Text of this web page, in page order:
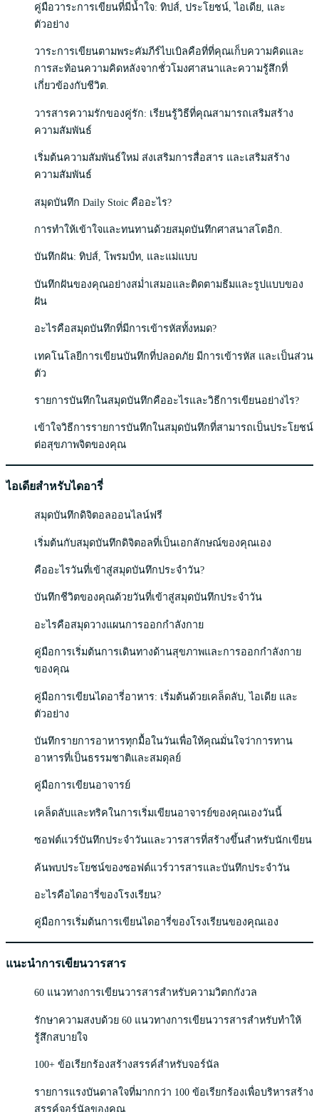
คู่มือวาระการเขียนที่มีน้ำใจ: ทิปส์, ประโยชน์, ไอเดีย, และ
ตัวอย่าง
วาระการเขียนตามพระคัมภีร์ไบเบิลคือที่ที่คุณเก็บความคิดและ
การสะท้อนความคิดหลังจากชั่วโมงศาสนาและความรู้สึกที่
เกี่ยวข้องกับชีวิต.
วารสารความรักของคู่รัก: เรียนรู้วิธีที่คุณสามารถเสริมสร้าง
ความสัมพันธ์
เริ่มต้นความสัมพันธ์ใหม่ ส่งเสริมการสื่อสาร และเสริมสร้าง
ความสัมพันธ์
สมุดบันทึก Daily Stoic คืออะไร?
การทำให้เข้าใจและทนทานด้วยสมุดบันทึกศาสนาสโตอิก.
บันทึกฝัน: ทิปส์, โพรมป์ท, และแม่แบบ
บันทึกฝันของคุณอย่างสม่ำเสมอและติดตามธีมและรูปแบบของ
ฝัน
อะไรคือสมุดบันทึกที่มีการเข้ารหัสทั้งหมด?
เทคโนโลยีการเขียนบันทึกที่ปลอดภัย มีการเข้ารหัส และเป็นส่วน
ตัว
รายการบันทึกในสมุดบันทึกคืออะไรและวิธีการเขียนอย่างไร?
เข้าใจวิธีการรายการบันทึกในสมุดบันทึกที่สามารถเป็นประโยชน์
ต่อสุขภาพจิตของคุณ
ไอเดียสำหรับไดอารี่
สมุดบันทึกดิจิตอลออนไลน์ฟรี
เริ่มต้นกับสมุดบันทึกดิจิตอลที่เป็นเอกลักษณ์ของคุณเอง
คืออะไรวันที่เข้าสู่สมุดบันทึกประจำวัน?
บันทึกชีวิตของคุณด้วยวันที่เข้าสู่สมุดบันทึกประจำวัน
อะไรคือสมุดวางแผนการออกกำลังกาย
คู่มือการเริ่มต้นการเดินทางด้านสุขภาพและการออกกำลังกาย
ของคุณ
คู่มือการเขียนไดอารี่อาหาร: เริ่มต้นด้วยเคล็ดลับ, ไอเดีย และ
ตัวอย่าง
บันทึกรายการอาหารทุกมื้อในวันเพื่อให้คุณมั่นใจว่าการทาน
อาหารที่เป็นธรรมชาติและสมดุลย์
คู่มือการเขียนอาจารย์
เคล็ดลับและทริคในการเริ่มเขียนอาจารย์ของคุณเองวันนี้
ซอฟต์แวร์บันทึกประจำวันและวารสารที่สร้างขึ้นสำหรับนักเขียน
ค้นพบประโยชน์ของซอฟต์แวร์วารสารและบันทึกประจำวัน
อะไรคือไดอารี่ของโรงเรียน?
คู่มือการเริ่มต้นการเขียนไดอารี่ของโรงเรียนของคุณเอง
แนะนำการเขียนวารสาร
60 แนวทางการเขียนวารสารสำหรับความวิตกกังวล
รักษาความสงบด้วย 60 แนวทางการเขียนวารสารสำหรับทำให้
รู้สึกสบายใจ
100+ ข้อเรียกร้องสร้างสรรค์สำหรับจอร์นัล
รายการแรงบันดาลใจที่มากกว่า 100 ข้อเรียกร้องเพื่อบริหารสร้าง
สรรค์จอร์นัลของคุณ